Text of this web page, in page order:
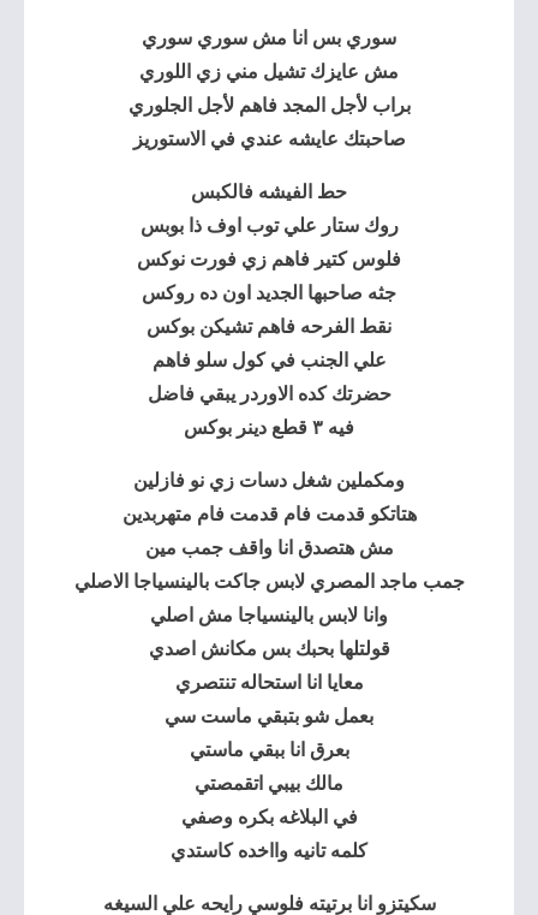
سوري بس انا مش سوري سوري
مش عايزك تشيل مني زي اللوري
براب لأجل المجد فاهم لأجل الجلوري
صاحبتك عايشه عندي في الاستوريز
حط الفيشه فالكبس
روك ستار علي توب اوف ذا بوبس
فلوس كتير فاهم زي فورت نوكس
جثه صاحبها الجديد اون ده روكس
نقط الفرحه فاهم تشيكن بوكس
علي الجنب في كول سلو فاهم
حضرتك كده الاوردر يبقي فاضل
فيه ٣ قطع دينر بوكس
ومكملين شغل دسات زي نو فازلين
هتاتكو قدمت فام قدمت فام متهربدين
مش هتصدق انا واقف جمب مين
جمب ماجد المصري لابس جاكت بالينسياجا الاصلي
وانا لابس بالينسياجا مش اصلي
قولتلها بحبك بس مكانش اصدي
معايا انا استحاله تنتصري
بعمل شو بتبقي ماست سي
بعرق انا ببقي ماستي
مالك بيبي اتقمصتي
في البلاغه بكره وصفي
كلمه تانيه وااخده كاستدي
سكيتزو انا برتيته فلوسي رايحه علي السيغه